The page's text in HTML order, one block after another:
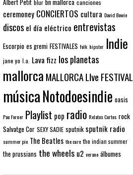
blur canciones
ceremoney CONCIERTOS cultura David Bowie
discos el día eléctrico entrevistas
Escorpio es gremi FESTIVALES folk hipster Indie
jane yo l.a. Lava fizz los planetas
mallorca MALLORCA LIve FESTIVAL
músicaNotodoesindie oasis
Pau Forner Playlist pop radio Relatos Cortos rock
Salvatge Cor SEXY SADIE sputnik sputnik radio
summer pie The Beatles the cure the indian summer
the prussians the wheels u2 verano álbumes